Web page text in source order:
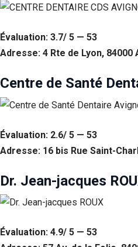
Évaluation: 3.7/ 5 — 53
Adresse: 4 Rte de Lyon, 84000
Centre de Santé
Évaluation: 2.6/ 5 — 53
Adresse: 16 bis Rue Saint-
Dr. Jean-jacques
Évaluation: 4.9/ 5 — 53